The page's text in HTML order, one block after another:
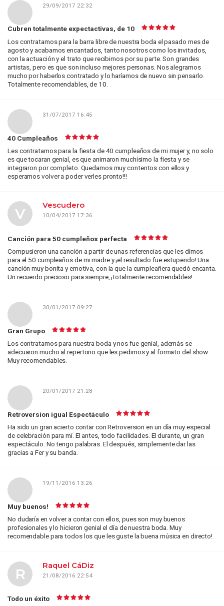
29/09/2017 22:32
Cubren totalmente expectactivas, de 10
Los contratamos para la barra libre de nuestra boda el pasado mes de
agosto y acabamos encantados, tanto nosotros como los invitados,
con la actuación y el trato que recibimos por su parte. Son grandes
artistas, pero es que son incluso mejores personas. Nos alegramos
mucho por haberlos contratado y lo haríamos de nuevo sin pensarlo.
Totalmente recomendables, de 10.
31/07/2017 16:45
40 Cumpleaños
Les contratamos para la fiesta de 40 cumpleaños de mi mujer y, no solo
es que tocaran genial, es que animaron muchísimo la fiesta y se
integraron por completo. Quedamos muy contentos con ellos y
esperamos volver a poder verles pronto!!!
Vescudero
10/04/2017 17:36
V
Canción para 50 cumpleños perfecta
Compusieron una canción a partir de unas referencias que les dimos
para el 50 cumpleaños de mi madre y ¡el resultado fue estupendo! Una
canción muy bonita y emotiva, con la que la cumpleañera quedó encanta.
Un recuerdo precioso para siempre, ¡totalmente recomendables!
30/01/2017 09:27
Gran Grupo
Los contratamos para nuestra boda y nos fue genial, además se
adecuaron mucho al repertorio que les pedimos y al formato del show.
Muy recomendables.
20/01/2017 21:28
Retroversion igual Espectáculo
Ha sido un gran acierto contar con Retroversion en un día muy especial
de celebración para mí. El antes, todo facilidades. El durante, un gran
espectáculo. No tengo palabras. El después, simplemente dar las
gracias a Fer y su banda.
19/11/2016 13:26
Muy buenos!
No dudaría en volver a contar con ellos, pues son muy buenos
profesionales y lo hicieron genial el día de nuestra boda. Muy
recomendable para todos los que les guste la buena música en directo!
Raquel CáDiz
21/08/2016 22:54
R
Todo un éxito